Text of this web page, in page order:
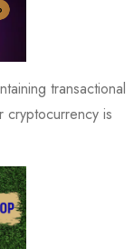
transactional
cryptocurrency is